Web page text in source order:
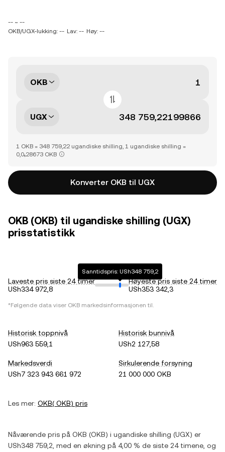
-- ~ --
OKB/UGX-lukking: -- Lav: -- Høy: --
OKB
UGX
1 OKB = 348 759,22 ugandiske shilling, 1 ugandiske shilling =
0,0₅28673 OKB
Konverter OKB til UGX
OKB (OKB) til ugandiske shilling (UGX)
prisstatistikk
Laveste pris siste 24 timer
USh334 972,8
Sanntidspris: USh348 759,2
Høyeste pris siste 24 timer
USh353 342,3
*Følgende data viser OKB markedsinformasjonen til.
Historisk toppnivå
USh963 559,1
Historisk bunnivå
USh2 127,58
Markedsverdi
USh7 323 943 661 972
Sirkulerende forsyning
21 000 000 OKB
Les mer: OKB( OKB) pris
Nåværende pris på OKB (OKB) i ugandiske shilling (UGX) er
USh348 759,2 , med en økning på 4,00 % de siste 24 timene, og